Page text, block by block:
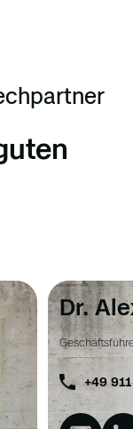
Dr.
+49